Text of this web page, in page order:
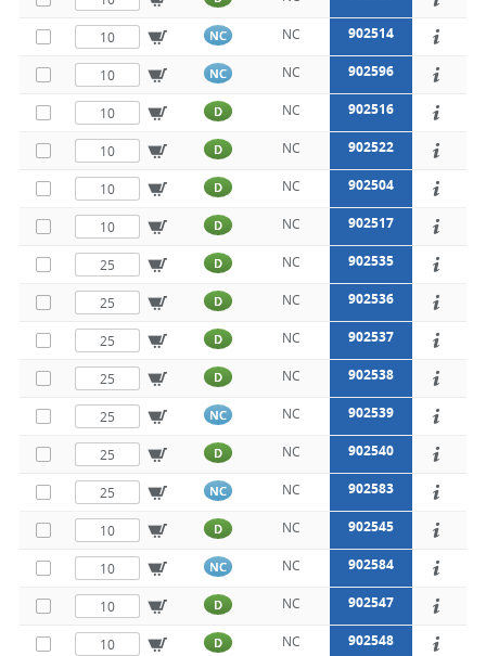
NC NC 902514
NC NC 902596
D NC 902516
D NC 902522
D NC 902504
D NC 902517
D NC 902535
D NC 902536
D NC 902537
D NC 902538
NC NC 902539
D NC 902540
NC NC 902583
D NC 902545
NC NC 902584
D NC 902547
D NC 902548